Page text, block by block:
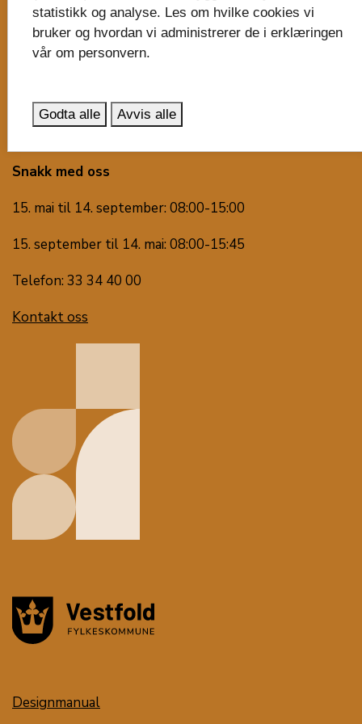
Faktura til fylkeskommunen
Besøk oss
3126 Tønsberg
Snakk med oss
15. mai til 14. september: 08:00-15:00
15. september til 14. mai: 08:00-15:45
Telefon: 33 34 40 00
Kontakt oss
Designmanual
statistikk og analyse. Les om hvilke cookies vi
bruker og hvordan vi administrerer de i erklæringen
vår om personvern.
Godta alle Avvis alle